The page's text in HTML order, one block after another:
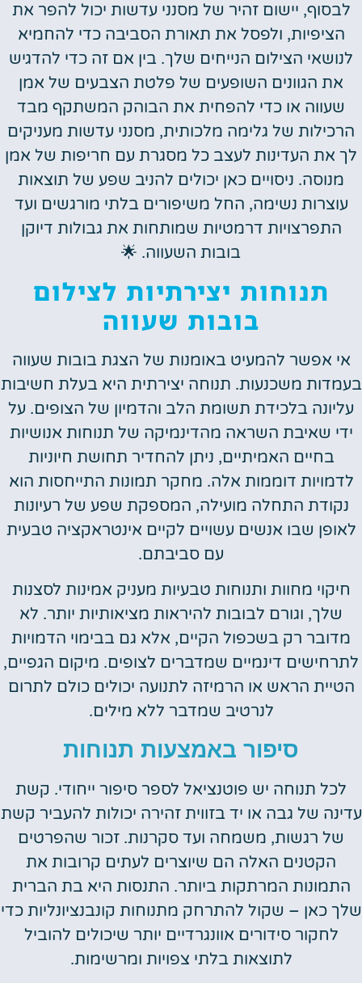
לבסוף, יישום זהיר של מסנני עדשות יכול להפר את
הציפיות, ולפסל את תאורת הסביבה כדי להחמיא
לנושאי הצילום הנייחים שלך. בין אם זה כדי להדגיש
את הגוונים השופעים של פלטת הצבעים של אמן
שעווה או כדי להפחית את הבוהק המשתקף מבד
הרכילות של גלימה מלכותית, מסנני עדשות מעניקים
לך את העדינות לעצב כל מסגרת עם חריפות של אמן
מנוסה. ניסויים כאן יכולים להניב שפע של תוצאות
עוצרות נשימה, החל משיפורים בלתי מורגשים ועד
התפרצויות דרמטיות שמותחות את גבולות דיוקן
בובות השעווה. 🌟
תנוחות יצירתיות לצילום
בובות שעווה
אי אפשר להמעיט באומנות של הצגת בובות שעווה
בעמדות משכנעות. תנוחה יצירתית היא בעלת חשיבות
עליונה בלכידת תשומת הלב והדמיון של הצופים. על
ידי שאיבת השראה מהדינמיקה של תנוחות אנושיות
בחיים האמיתיים, ניתן להחדיר תחושת חיוניות
לדמויות דוממות אלה. מחקר תמונות התייחסות הוא
נקודת התחלה מועילה, המספקת שפע של רעיונות
לאופן שבו אנשים עשויים לקיים אינטראקציה טבעית
עם סביבתם.
חיקוי מחוות ותנוחות טבעיות מעניק אמינות לסצנות
שלך, וגורם לבובות להיראות מציאותיות יותר. לא
מדובר רק בשכפול הקיים, אלא גם בבימוי הדמויות
לתרחישים דינמיים שמדברים לצופים. מיקום הגפיים,
הטיית הראש או הרמיזה לתנועה יכולים כולם לתרום
לנרטיב שמדבר ללא מילים.
סיפור באמצעות תנוחות
לכל תנוחה יש פוטנציאל לספר סיפור ייחודי. קשת
עדינה של גבה או יד בזווית זהירה יכולות להעביר קשת
של רגשות, משמחה ועד סקרנות. זכור שהפרטים
הקטנים האלה הם שיוצרים לעתים קרובות את
התמונות המרתקות ביותר. התנסות היא בת הברית
שלך כאן – שקול להתרחק מתנוחות קונבנציונליות כדי
לחקור סידורים אוונגרדיים יותר שיכולים להוביל
לתוצאות בלתי צפויות ומרשימות.